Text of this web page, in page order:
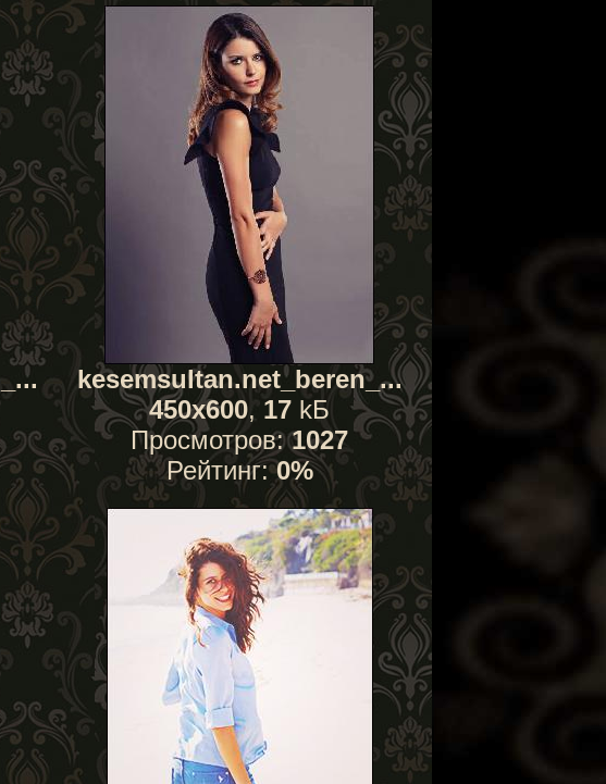
kesemsultan.net_beren_...
450x600, 17 kБ
Просмотров:1027
Рейтинг:0%